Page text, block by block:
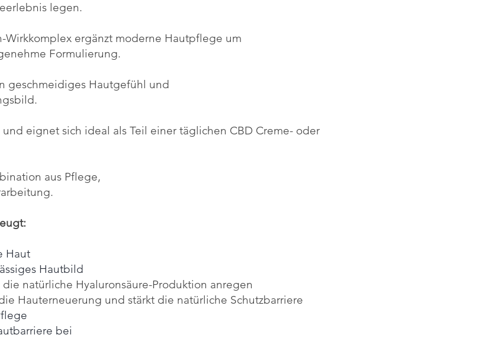
legen.
Wirkkomplex ergänzt moderne Hautpflege um
Formulierung.
geschmeidiges Hautgefühl und
eignet sich ideal als Teil einer täglichen CBD Creme- oder
aus Pflege,
Haut
Hautbild
natürliche Hyaluronsäure-Produktion anregen
Hauterneuerung und stärkt die natürliche Schutzbarriere
bei